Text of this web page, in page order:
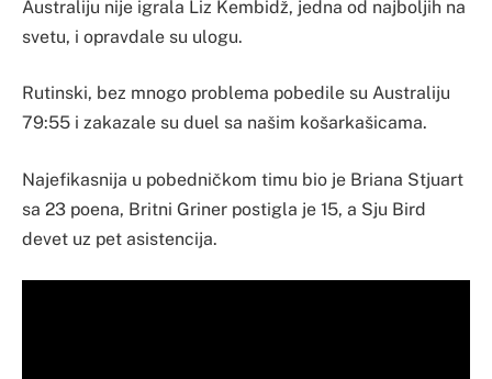
Australiju nije igrala Liz Kembidž, jedna od najboljih na
svetu, i opravdale su ulogu.
Rutinski, bez mnogo problema pobedile su Australiju
79:55 i zakazale su duel sa našim košarkašicama.
Najefikasnija u pobedničkom timu bio je Briana Stjuart
sa 23 poena, Britni Griner postigla je 15, a Sju Bird
devet uz pet asistencija.